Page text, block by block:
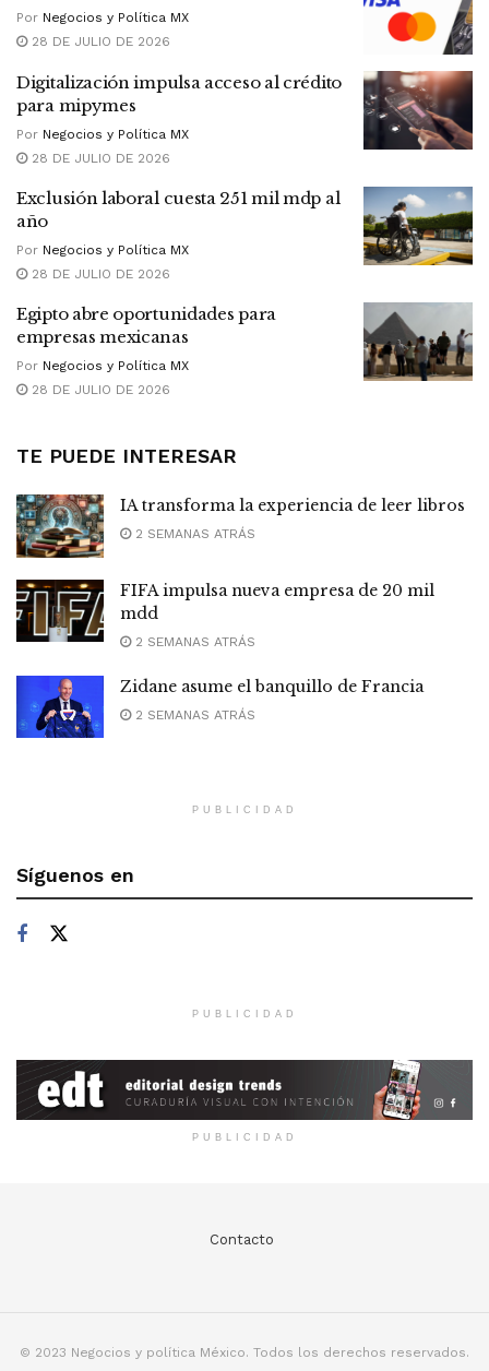
Por Negocios y Política MX
28 DE JULIO DE 2026
Digitalización impulsa acceso al crédito
para mipymes
Por Negocios y Política MX
28 DE JULIO DE 2026
Exclusión laboral cuesta 251 mil mdp al
año
Por Negocios y Política MX
28 DE JULIO DE 2026
Egipto abre oportunidades para
empresas mexicanas
Por Negocios y Política MX
28 DE JULIO DE 2026
TE PUEDE INTERESAR
IA transforma la experiencia de leer libros
2 SEMANAS ATRÁS
FIFA impulsa nueva empresa de 20 mil
mdd
2 SEMANAS ATRÁS
Zidane asume el banquillo de Francia
2 SEMANAS ATRÁS
PUBLICIDAD
Síguenos en
PUBLICIDAD
PUBLICIDAD
Contacto
© 2023 Negocios y política México. Todos los derechos reservados.